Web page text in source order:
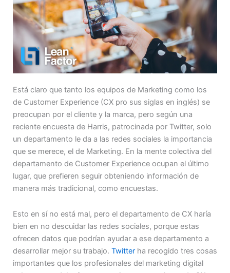
Está claro que tanto los equipos de Marketing como los
de Customer Experience (CX pro sus siglas en inglés) se
preocupan por el cliente y la marca, pero según una
reciente encuesta de Harris, patrocinada por Twitter, solo
un departamento le da a las redes sociales la importancia
que se merece, el de Marketing. En la mente colectiva del
departamento de Customer Experience ocupan el último
lugar, que prefieren seguir obteniendo información de
manera más tradicional, como encuestas.
Esto en sí no está mal, pero el departamento de CX haría
bien en no descuidar las redes sociales, porque estas
ofrecen datos que podrían ayudar a ese departamento a
desarrollar mejor su trabajo. Twitterha recogido tres cosas
importantes que los profesionales del marketing digital